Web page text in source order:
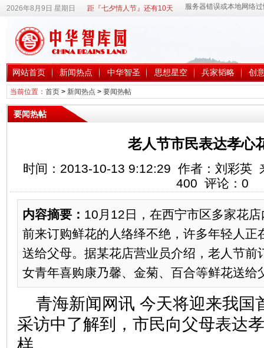
2026年8月9日 星期日 距『七夕情人节』还有10天
网站首页 新闻热点 中华智圣 思想星空 兵家韬略 创
当前位置： 首页> 新闻热点 > 要闻热帖
要闻热帖
老人节市民表达孝心
时间：2013-10-13 9:12:29 作者：刘彩英
400 评论： 0
内容摘要： 10月12日，在西宁市区多家花
前来订购鲜花的人络绎不绝，许多年轻人正
送给父母。据某花店营业员介绍，老人节前
女青年喜购康乃馨、金菊、百合等鲜花送给
青海新闻网讯 今天将迎来我国
采访中了解到，市民向父母表达